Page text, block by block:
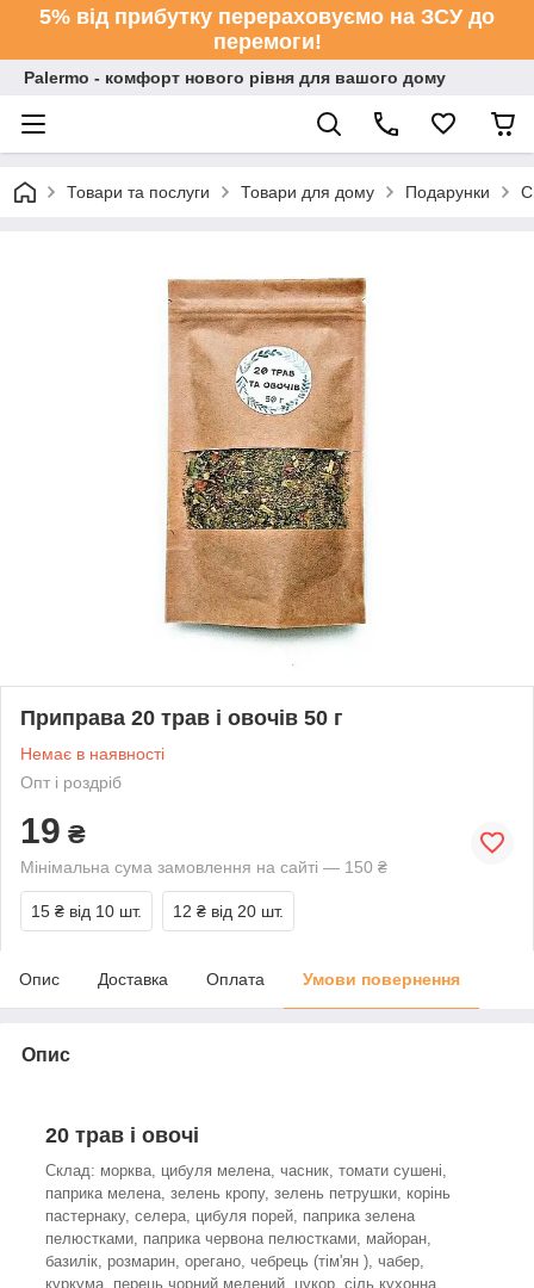
5% від прибутку перераховуємо на ЗСУ до
перемоги!
Palermo - комфорт нового рівня для вашого дому
Товари та послуги Товари для дому Подарунки
Приправа 20 трав і овочів 50 г
Немає в наявності
Опт і роздріб
19 ₴
Мінімальна сума замовлення на сайті — 150 ₴
15 ₴ від 10 шт. 12 ₴ від 20 шт.
Опис Доставка Оплата Умови повернення
Опис
20 трав і овочі
Склад: морква, цибуля мелена, часник, томати сушені,
паприка мелена, зелень кропу, зелень петрушки, корінь
пастернаку, селера, цибуля порей, паприка зелена
пелюстками, паприка червона пелюстками, майоран,
базилік, розмарин, орегано, чебрець (тім'ян ), чабер,
куркума, перець чорний мелений, цукор, сіль кухонна.